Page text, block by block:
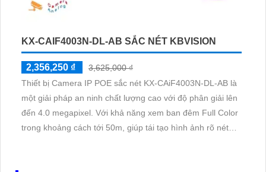
KX-CAIF4003N-DL-AB SẮC NÉT KBVISION
2,356,250 ₫
3,625,000 ₫
Thiết bị Camera IP POE sắc nét KX-CAiF4003N-DL-AB là
một giải pháp an ninh chất lượng cao với độ phân giải lên
đến 4.0 megapixel. Với khả năng xem ban đêm Full Color
trong khoảng cách tới 50m, giúp tái tạo hình ảnh rõ nét